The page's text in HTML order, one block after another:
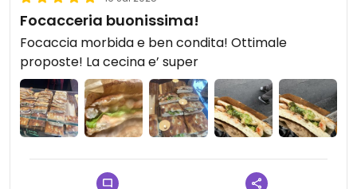
Focacceria buonissima!
Focaccia morbida e ben condita! Ottimale
proposte! La cecina e’ super